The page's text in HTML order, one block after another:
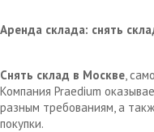
Аренда склада: снять
Снять склад в Москве,
Компания Praedium
разным требованиям, а
покупки.